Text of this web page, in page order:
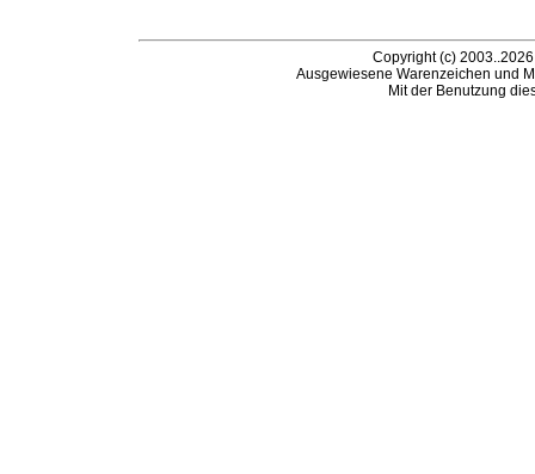
Copyright (c)
Ausgewiesene Warenzeichen und
Mit der Benutzung